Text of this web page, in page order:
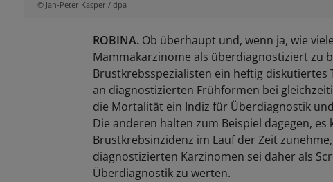
© Jan-Peter Kasper / dpa
ROBINA. Ob überhaupt und, wenn ja, wie
Mammakarzinome als überdiagnostiziert zu
Brustkrebsspezialisten ein heftig diskutiertes
an diagnostizierten Frühformen bei
die Mortalität ein Indiz für Überdiagnostik
Die anderen halten zum Beispiel dagegen,
Brustkrebsinzidenz im Lauf der Zeit
diagnostizierten Karzinomen sei daher als
Überdiagnostik zu werten.